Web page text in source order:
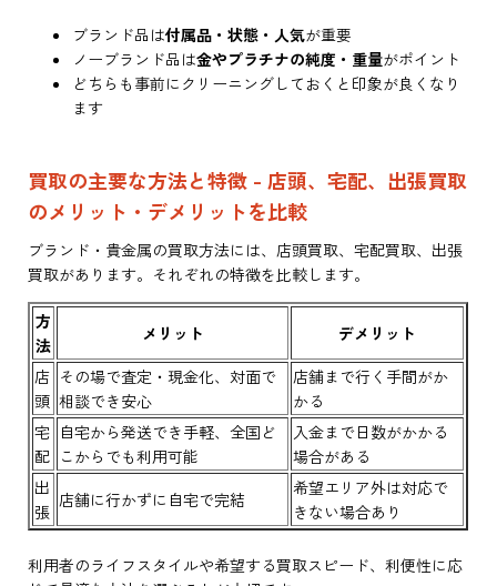
ブランド品は付属品・状態・人気が重要
ノーブランド品は金やプラチナの純度・重量がポイント
どちらも事前にクリーニングしておくと印象が良くなり
ます
買取の主要な方法と特徴 - 店頭、宅配、出張買取
のメリット・デメリットを比較
ブランド・貴金属の買取方法には、店頭買取、宅配買取、出張
買取があります。それぞれの特徴を比較します。
方
法
メリット
デメリット
店
頭
その場で査定・現金化、対面で
相談でき安心
店舗まで行く手間がか
かる
宅
配
自宅から発送でき手軽、全国ど
こからでも利用可能
入金まで日数がかかる
場合がある
出
張
店舗に行かずに自宅で完結
希望エリア外は対応で
きない場合あり
利用者のライフスタイルや希望する買取スピード、利便性に応